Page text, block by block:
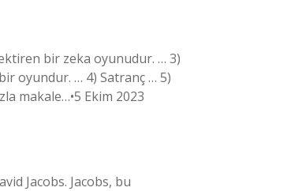
bir zeka oyunudur. … 3)
oyundur. … 4) Satranç … 5)
makale…•5 Ekim 2023
Jacobs. Jacobs, bu